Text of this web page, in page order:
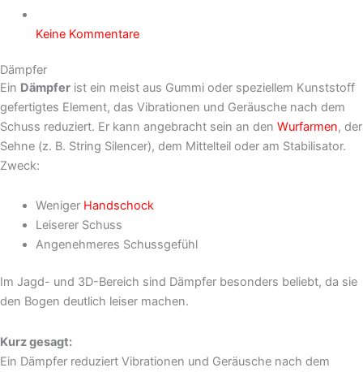
Keine Kommentare
Dämpfer
Ein Dämpfer ist ein meist aus Gummi oder speziellem Kunststoff
gefertigtes Element, das Vibrationen und Geräusche nach dem
Schuss reduziert. Er kann angebracht sein an den Wurfarmen, der
Sehne (z. B. String Silencer), dem Mittelteil oder am Stabilisator.
Zweck:
Weniger Handschock
Leiserer Schuss
Angenehmeres Schussgefühl
Im Jagd- und 3D-Bereich sind Dämpfer besonders beliebt, da sie
den Bogen deutlich leiser machen.
Kurz gesagt:
Ein Dämpfer reduziert Vibrationen und Geräusche nach dem